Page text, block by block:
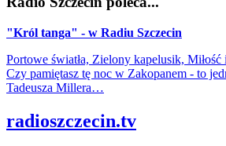
"Król tanga" - w Radiu Szczecin
Portowe światła, Zielony kapelusik,
Czy pamiętasz tę noc w Zakopanem - to
Tadeusza Millera…
radioszczecin.tv